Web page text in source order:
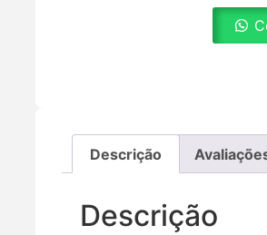
Descrição
Descrição